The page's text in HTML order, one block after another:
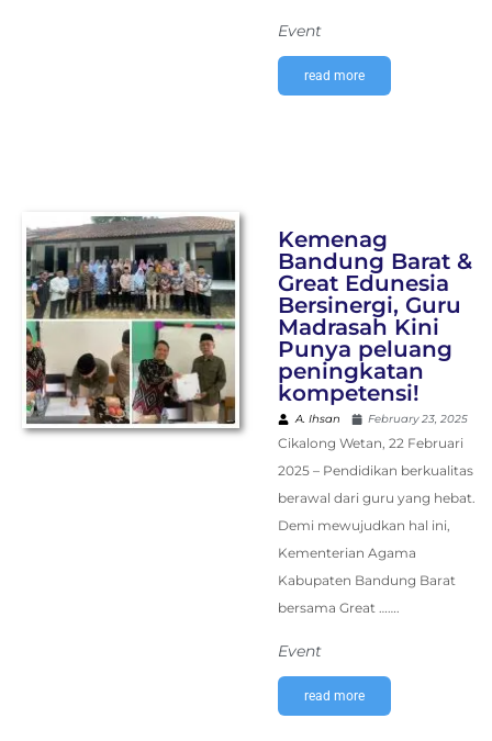
Event
read more
Kemenag
Bandung Barat &
Great Edunesia
Bersinergi, Guru
Madrasah Kini
Punya peluang
peningkatan
kompetensi!
A. Ihsan February 23, 2025
Cikalong Wetan, 22 Februari
2025 – Pendidikan berkualitas
berawal dari guru yang hebat.
Demi mewujudkan hal ini,
Kementerian Agama
Kabupaten Bandung Barat
bersama Great …….
Event
read more